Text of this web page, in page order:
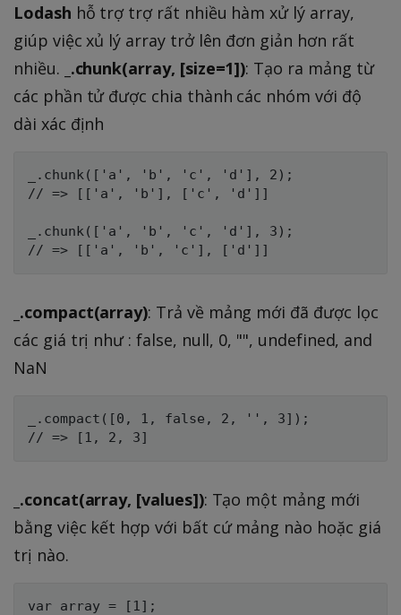
Lodash hỗ trợ trợ rất nhiều hàm xử lý array,
giúp việc xủ lý array trở lên đơn giản hơn rất
nhiều. _.chunk(array, [size=1]): Tạo ra mảng từ
các phần tử được chia thành các nhóm với độ
dài xác định
_.chunk(['a', 'b', 'c', 'd'], 2);
// => [['a', 'b'], ['c', 'd']]
_.chunk(['a', 'b', 'c', 'd'], 3);
_.compact(array): Trả về mảng mới đã được lọc
các giá trị như : false, null, 0, "", undefined, and
NaN
_.compact([0, 1, false, 2, '', 3]);
_.concat(array, [values]): Tạo một mảng mới
bằng việc kết hợp với bất cứ mảng nào hoặc giá
trị nào.
var array = [1];